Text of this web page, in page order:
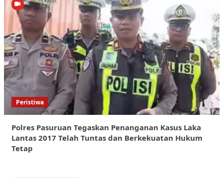
Peristiwa
Polres Pasuruan Tegaskan Penanganan Kasus Laka
Lantas 2017 Telah Tuntas dan Berkekuatan Hukum
Tetap